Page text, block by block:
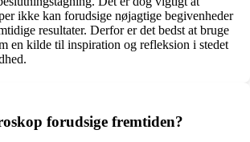
ikke kan forudsige nøjagtige begivenheder
resultater. Derfor er det bedst at bruge
en kilde til inspiration og refleksion i stedet
forudsige fremtiden?